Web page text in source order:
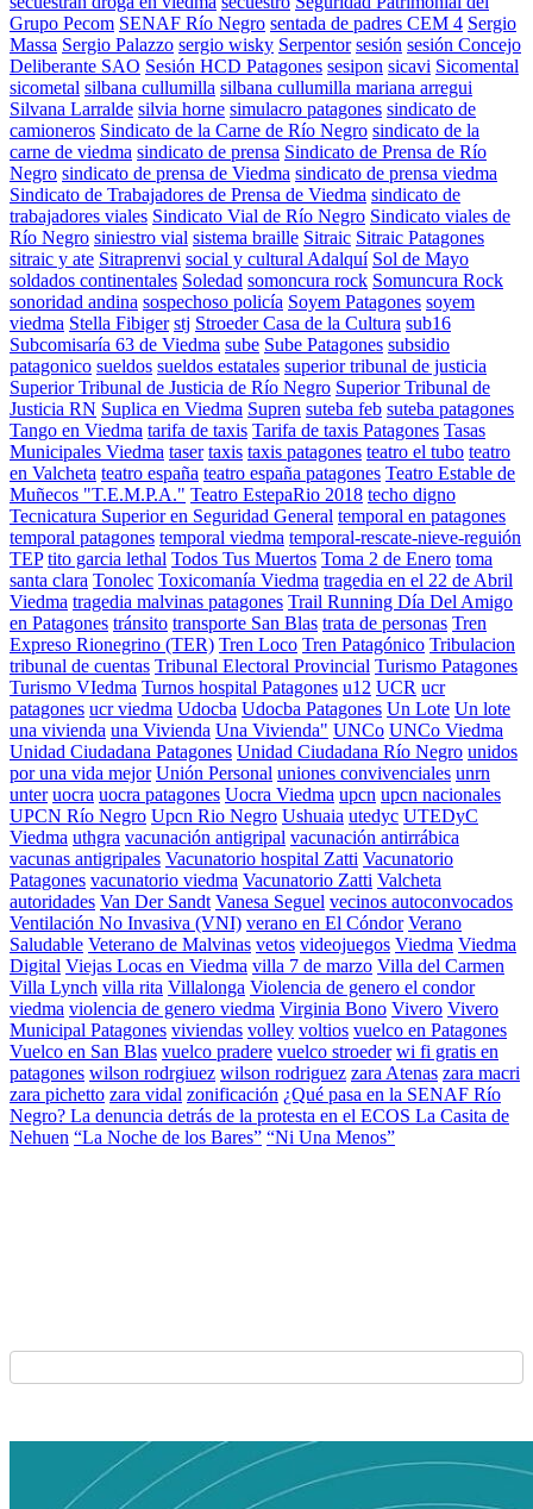
Grupo Pecom SENAF Río Negro sentada de padres CEM 4 Sergio
Massa Sergio Palazzo sergio wisky Serpentor sesión sesión Concejo
Deliberante SAO Sesión HCD Patagones sesipon sicavi Sicomental
sicometal silbana cullumilla silbana cullumilla mariana arregui
Silvana Larralde silvia horne simulacro patagones sindicato de
camioneros Sindicato de la Carne de Río Negro sindicato de la
carne de viedma sindicato de prensa Sindicato de Prensa de Río
Negro sindicato de prensa de Viedma sindicato de prensa viedma
Sindicato de Trabajadores de Prensa de Viedma sindicato de
trabajadores viales Sindicato Vial de Río Negro Sindicato viales de
Río Negro siniestro vial sistema braille Sitraic Sitraic Patagones
sitraic y ate Sitraprenvi social y cultural Adalquí Sol de Mayo
soldados continentales Soledad somoncura rock Somuncura Rock
sonoridad andina sospechoso policía Soyem Patagones soyem
viedma Stella Fibiger stj Stroeder Casa de la Cultura sub16
Subcomisaría 63 de Viedma sube Sube Patagones subsidio
patagonico sueldos sueldos estatales superior tribunal de justicia
Superior Tribunal de Justicia de Río Negro Superior Tribunal de
Justicia RN Suplica en Viedma Supren suteba feb suteba patagones
Tango en Viedma tarifa de taxis Tarifa de taxis Patagones Tasas
Municipales Viedma taser taxis taxis patagones teatro el tubo teatro
en Valcheta teatro españa teatro españa patagones Teatro Estable de
Muñecos "T.E.M.P.A." Teatro EstepaRio 2018 techo digno
Tecnicatura Superior en Seguridad General temporal en patagones
temporal patagones temporal viedma temporal-rescate-nieve-reguión
TEP tito garcia lethal Todos Tus Muertos Toma 2 de Enero toma
santa clara Tonolec Toxicomanía Viedma tragedia en el 22 de Abril
Viedma tragedia malvinas patagones Trail Running Día Del Amigo
en Patagones tránsito transporte San Blas trata de personas Tren
Expreso Rionegrino (TER) Tren Loco Tren Patagónico Tribulacion
tribunal de cuentas Tribunal Electoral Provincial Turismo Patagones
Turismo VIedma Turnos hospital Patagones u12 UCR ucr
patagones ucr viedma Udocba Udocba Patagones Un Lote Un lote
una vivienda una Vivienda Una Vivienda" UNCo UNCo Viedma
Unidad Ciudadana Patagones Unidad Ciudadana Río Negro unidos
por una vida mejor Unión Personal uniones convivenciales unrn
unter uocra uocra patagones Uocra Viedma upcn upcn nacionales
UPCN Río Negro Upcn Rio Negro Ushuaia utedyc UTEDyC
Viedma uthgra vacunación antigripal vacunación antirrábica
vacunas antigripales Vacunatorio hospital Zatti Vacunatorio
Patagones vacunatorio viedma Vacunatorio Zatti Valcheta
autoridades Van Der Sandt Vanesa Seguel vecinos autoconvocados
Ventilación No Invasiva (VNI) verano en El Cóndor Verano
Saludable Veterano de Malvinas vetos videojuegos Viedma Viedma
Digital Viejas Locas en Viedma villa 7 de marzo Villa del Carmen
Villa Lynch villa rita Villalonga Violencia de genero el condor
viedma violencia de genero viedma Virginia Bono Vivero Vivero
Municipal Patagones viviendas volley voltios vuelco en Patagones
Vuelco en San Blas vuelco pradere vuelco stroeder wi fi gratis en
patagones wilson rodrgiuez wilson rodriguez zara Atenas zara macri
zara pichetto zara vidal zonificación ¿Qué pasa en la SENAF Río
Negro? La denuncia detrás de la protesta en el ECOS La Casita de
Nehuen “La Noche de los Bares” “Ni Una Menos”